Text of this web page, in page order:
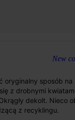
New
oryginalny sposób
z drobnymi
dekolt. Nieco
z recyklingu.